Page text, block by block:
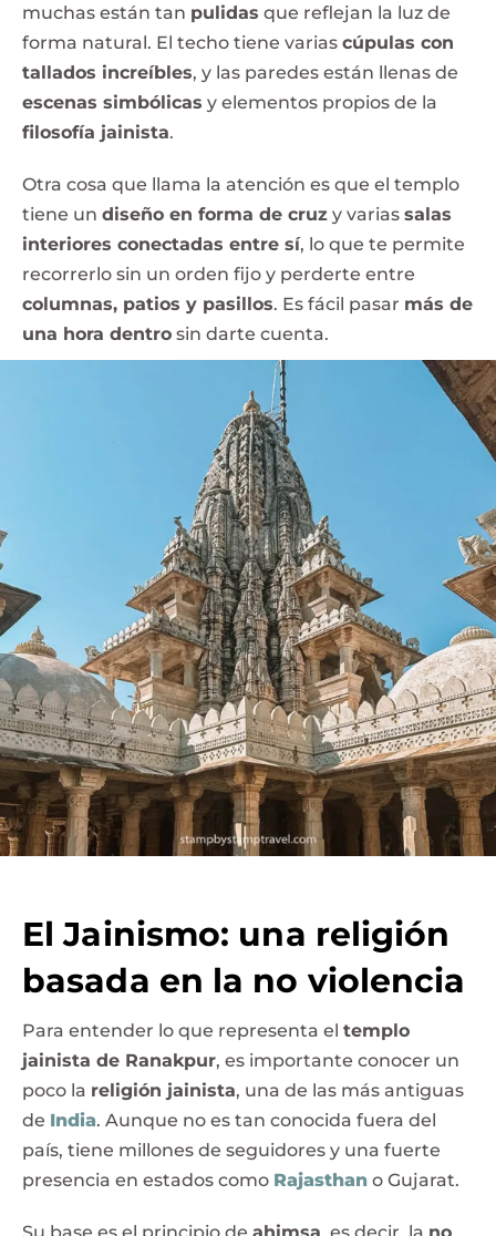
muchas están tan pulidas que reflejan la luz de
forma natural. El techo tiene varias cúpulas con
tallados increíbles, y las paredes están llenas de
escenas simbólicas y elementos propios de la
filosofía jainista.
Otra cosa que llama la atención es que el templo
tiene un diseño en forma de cruz y varias salas
interiores conectadas entre sí, lo que te permite
recorrerlo sin un orden fijo y perderte entre
columnas, patios y pasillos. Es fácil pasar más de
una hora dentro sin darte cuenta.
El Jainismo: una religión
basada en la no violencia
Para entender lo que representa el templo
jainista de Ranakpur, es importante conocer un
poco la religión jainista, una de las más antiguas
de India. Aunque no es tan conocida fuera del
país, tiene millones de seguidores y una fuerte
presencia en estados como Rajasthan o Gujarat.